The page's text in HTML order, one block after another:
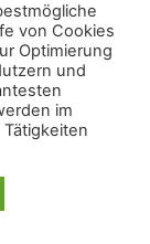
von Cookies
Optimierung
und
im